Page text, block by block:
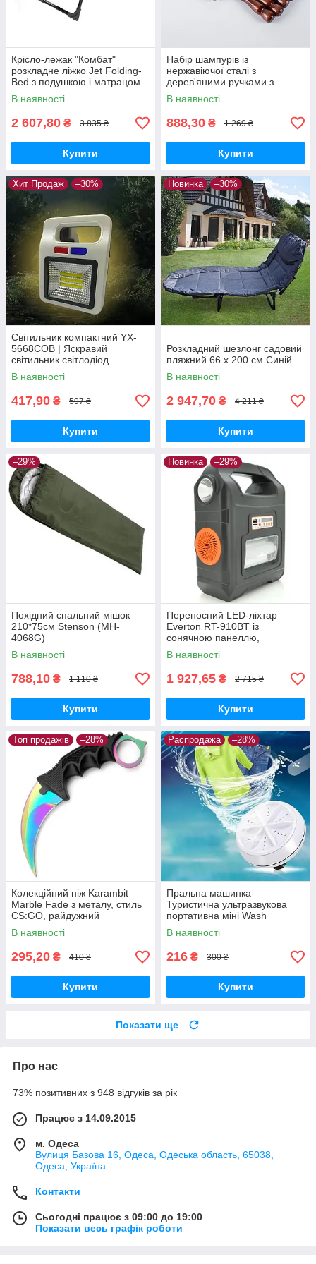
Крісло-лежак "Комбат"
розкладне ліжко Jet Folding-
Bed з подушкою і матрацом
180×60×30
В наявності
2 607,80 ₴ 3 835 ₴
Купити
Набір шампурів із
нержавіючої сталі з
дерев'яними ручками з
вилкою-ножем 6 шт.
В наявності
888,30 ₴ 1 269 ₴
Купити
Хит Продаж –30%
Світильник компактний YX-
5668COB | Яскравий
світильник світлодіод
В наявності
417,90 ₴ 597 ₴
Купити
Новинка –30%
Розкладний шезлонг садовий
пляжний 66 х 200 см Синій
В наявності
2 947,70 ₴ 4 211 ₴
Купити
–29%
Похідний спальний мішок
210*75см Stenson (MH-
4068G)
В наявності
788,10 ₴ 1 110 ₴
Купити
Новинка –29%
Переносний LED-ліхтар
Everton RT-910BT із
сонячною панеллю,
радіоприймачем і
вбудованим повербанком
В наявності
1 927,65 ₴ 2 715 ₴
Купити
Топ продажів –28%
Колекційний ніж Karambit
Marble Fade з металу, стиль
CS:GO, райдужний
В наявності
295,20 ₴ 410 ₴
Купити
Распродажа –28%
Пральна машинка
Туристична ультразвукова
портативна міні Wash
Ultrasonic USB і повербанка
В наявності
216 ₴ 300 ₴
Купити
Показати ще
Про нас
73% позитивних з 948 відгуків за рік
Працює з 14.09.2015
м. Одеса
Вулиця Базова 16, Одеса, Одеська область, 65038,
Одеса, Україна
Контакти
Сьогодні працює з 09:00 до 19:00
Показати весь графік роботи